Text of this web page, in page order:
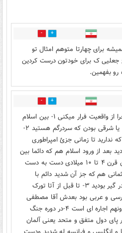
37
برای چهارتا متوهم امثال تو
جعلیی ک برای خودتون درست کردین
بفهمین.
34
عزیز دل بابا خردوغان چرا از واقعیت فرار میکنی ۱- بین اسلام
و مسیحیت و یا اروپایی یا شرقی بودن که سردرگم هستید ۲-
تا زمانی جزئ امپراطوری
بعد از ورود اسلام هم که دائما بین
مسلمان و صلیبیون بین قرن ۴ تا ۱۰ میلادی دست به دست
هم که جز آن شدید دائم با
اعراب حجاز و یونانیان در گیر بودید ۳- تا قبل از آتا تورک
و عربی بود بعدش آقا مصطفی
تون خطتون لاتین کرد اونهم اجاره ای است ۴-در دوره جنگ
پای دول متفق و متحد یعنی آلمان